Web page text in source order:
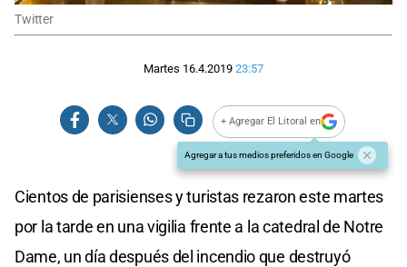
Twitter
Martes 16.4.2019 23:57
+ Agregar El Litoral en
Agregar a tus medios preferidos en Google
Cientos de parisienses y turistas rezaron este martes
por la tarde en una vigilia frente a la catedral de Notre
Dame, un día después del incendio que destruyó